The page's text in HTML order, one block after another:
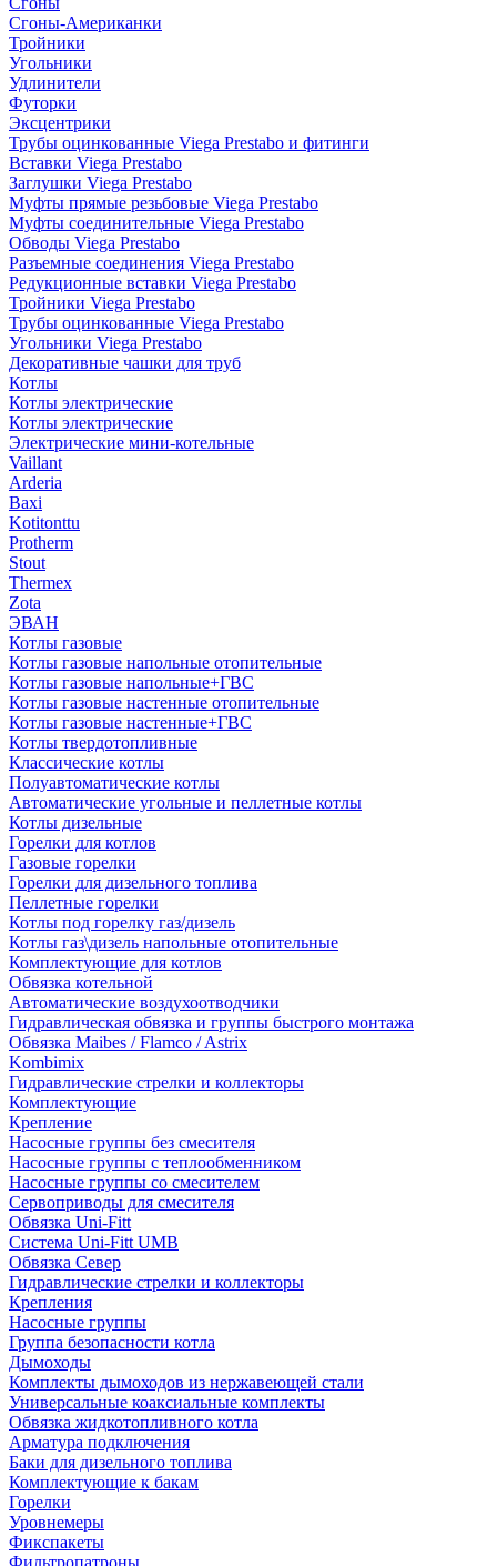
Сгоны-Американки
Тройники
Угольники
Удлинители
Футорки
Эксцентрики
Трубы оцинкованные Viega Prestabo и фитинги
Вставки Viega Prestabo
Заглушки Viega Prestabo
Муфты прямые резьбовые Viega Prestabo
Муфты соединительные Viega Prestabo
Обводы Viega Prestabo
Разъемные соединения Viega Prestabo
Редукционные вставки Viega Prestabo
Тройники Viega Prestabo
Трубы оцинкованные Viega Prestabo
Угольники Viega Prestabo
Декоративные чашки для труб
Котлы
Котлы электрические
Котлы электрические
Электрические мини-котельные
Vaillant
Arderia
Baxi
Kotitonttu
Protherm
Stout
Thermex
Zota
ЭВАН
Котлы газовые
Котлы газовые напольные отопительные
Котлы газовые напольные+ГВС
Котлы газовые настенные отопительные
Котлы газовые настенные+ГВС
Котлы твердотопливные
Классические котлы
Полуавтоматические котлы
Автоматические угольные и пеллетные котлы
Котлы дизельные
Горелки для котлов
Газовые горелки
Горелки для дизельного топлива
Пеллетные горелки
Котлы под горелку газ/дизель
Котлы газ\дизель напольные отопительные
Комплектующие для котлов
Обвязка котельной
Автоматические воздухоотводчики
Гидравлическая обвязка и группы быстрого монтажа
Обвязка Maibes / Flamco / Astrix
Kombimix
Гидравлические стрелки и коллекторы
Комплектующие
Крепление
Насосные группы без смесителя
Насосные группы с теплообменником
Насосные группы со смесителем
Сервоприводы для смесителя
Обвязка Uni-Fitt
Система Uni-Fitt UMB
Обвязка Север
Гидравлические стрелки и коллекторы
Крепления
Насосные группы
Группа безопасности котла
Дымоходы
Комплекты дымоходов из нержавеющей стали
Универсальные коаксиальные комплекты
Обвязка жидкотопливного котла
Арматура подключения
Баки для дизельного топлива
Комплектующие к бакам
Горелки
Уровнемеры
Фикспакеты
Фильтропатроны